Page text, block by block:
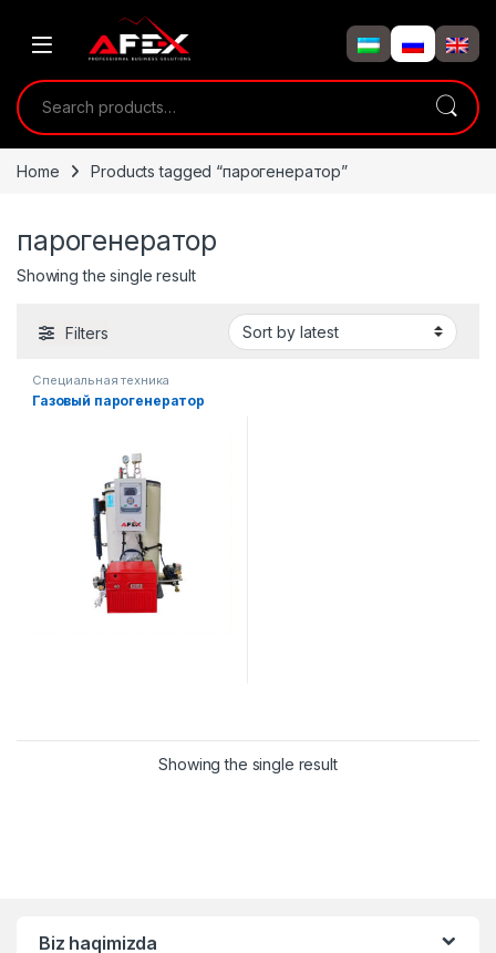
Search for:
Home Products tagged “парогенератор”
парогенератор
Showing the single result
Filters
Специальная техника
Газовый парогенератор
Showing the single result
Biz haqimizda